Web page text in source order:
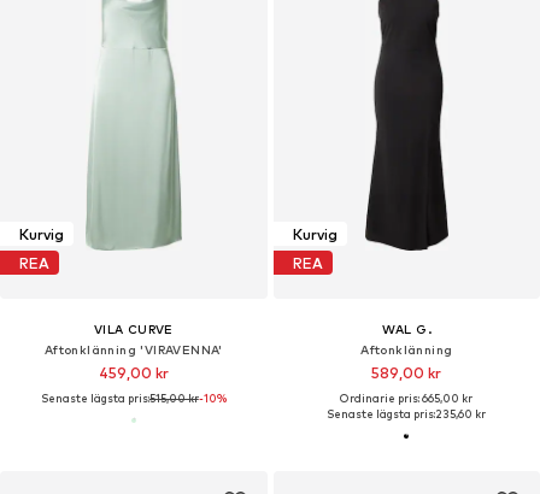
Kurvig
REA
VILA CURVE
Aftonklänning 'VIRAVENNA'
459,00 kr
Senaste lägsta pris:515,00 kr-10%
Kurvig
REA
WAL G.
Aftonklänning
589,00 kr
Ordinarie pris: 665,00 kr
Senaste lägsta pris:235,60 kr